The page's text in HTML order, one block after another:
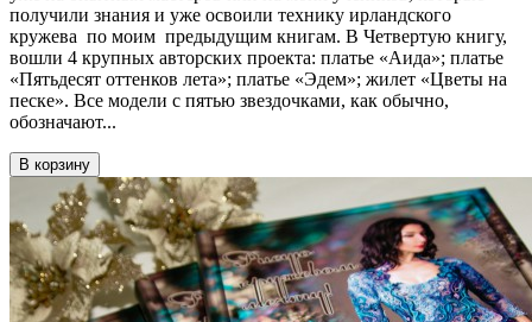
получили знания и уже освоили технику ирландского
кружева по моим предыдущим книгам. В Четвертую книгу,
вошли 4 крупных авторских проекта: платье «Аида»; платье
«Пятьдесят оттенков лета»; платье «Эдем»; жилет «Цветы на
песке». Все модели с пятью звездочками, как обычно,
обозначают...
В корзину